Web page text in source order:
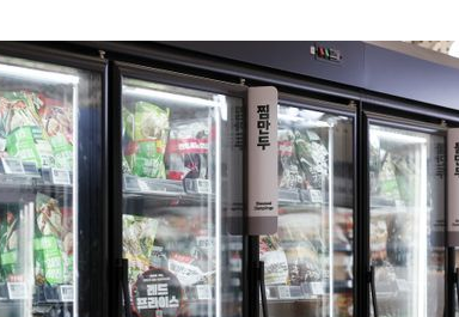
1
2
3